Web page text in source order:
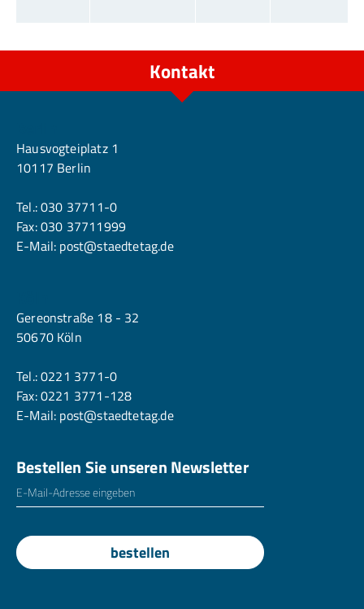
Kontakt
Hausvogteiplatz 1
10117 Berlin
Tel.:030 37711-0
Fax: 030 37711999
E-Mail: post@staedtetag.de
Gereonstraße 18 - 32
50670 Köln
Tel.:0221 3771-0
Fax: 0221 3771-128
E-Mail: post@staedtetag.de
Bestellen Sie unseren Newsletter
E-Mailadresse
bestellen